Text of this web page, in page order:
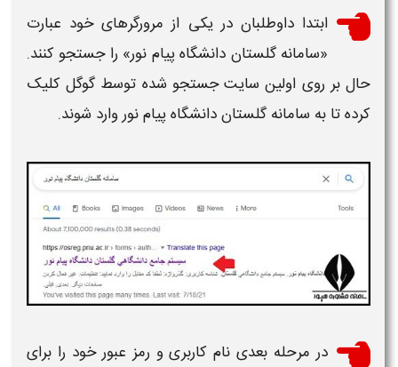
ابتدا داوطلبان در یکی از مرورگرهای خود عبارت
«سامانه گلستان دانشگاه پیام نور» را جستجو کنند.
حال بر روی اولین سایت جستجو شده توسط گوگل کلیک
کرده تا به سامانه گلستاندانشگاه پیام نوروارد شوند.
در مرحله بعدی نام کاربری و رمز عبور خود را برای